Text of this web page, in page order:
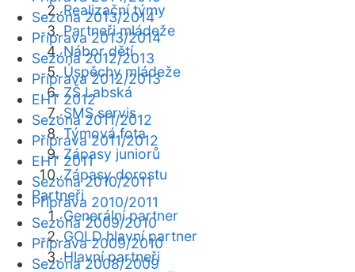
Realizační týmy
Partneři mládeže
Nábor dětí
Úspěchy mládeže
ZŠ Labská
SMS servis
Týmová fota
Zápasy juniorů
Zápasy dorostu
Partneři
Generální partner
GOLD hlavní partner
Hlavní partneři
Sezóna 2013/2014
Příprava 2013/2014
Sezóna 2012/2013
Příprava 2012/2013
EHT 2012
Sezóna 2011/2012
Příprava 2011/2012
EHT 2011
Sezóna 2010/2011
Příprava 2010/2011
Sezóna 2009/2010
Příprava 2009/2010
Sezóna 2008/2009